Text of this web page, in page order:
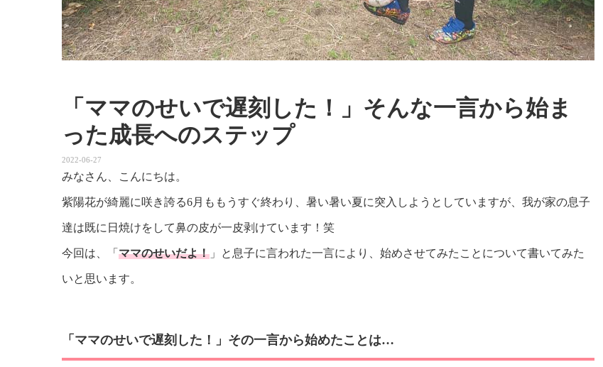
「ママのせいで遅刻した！」そんな一言から始ま
った成長へのステップ
2022-06-27
みなさん、こんにちは。
紫陽花が綺麗に咲き誇る6月ももうすぐ終わり、暑い暑い夏に突入しようとしていますが、我が家の息子
達は既に日焼けをして鼻の皮が一皮剥けています！笑
今回は、「 ママのせいだよ！ 」と息子に言われた一言により、始めさせてみたことについて書いてみた
いと思います。
「ママのせいで遅刻した！」その一言から始めたことは…